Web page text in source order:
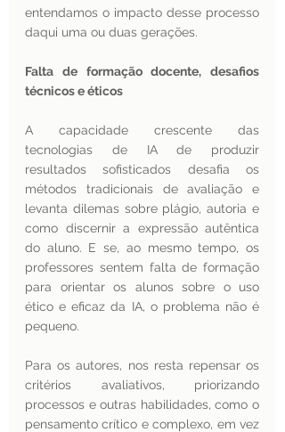
entendamos o impacto desse processo
daqui uma ou duas gerações.
Falta de formação docente, desafios
técnicos e éticos
A capacidade crescente das
tecnologias de IA de produzir
resultados sofisticados desafia os
métodos tradicionais de avaliação e
levanta dilemas sobre plágio, autoria e
como discernir a expressão autêntica
do aluno. E se, ao mesmo tempo, os
professores sentem falta de formação
para orientar os alunos sobre o uso
ético e eficaz da IA, o problema não é
pequeno.
Para os autores, nos resta repensar os
critérios avaliativos, priorizando
processos e outras habilidades, como o
pensamento crítico e complexo, em vez